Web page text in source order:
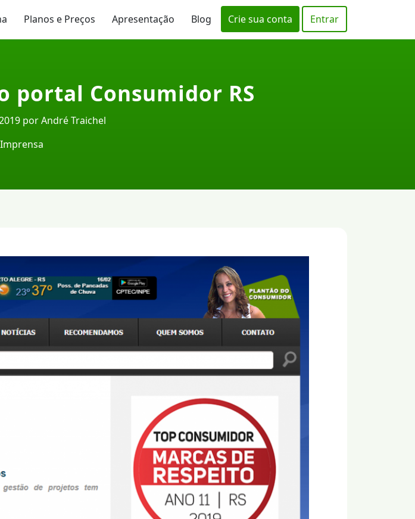
Planos e Preços Apresentação Blog Crie sua conta Entrar
portal Consumidor RS
por André Traichel
Imprensa